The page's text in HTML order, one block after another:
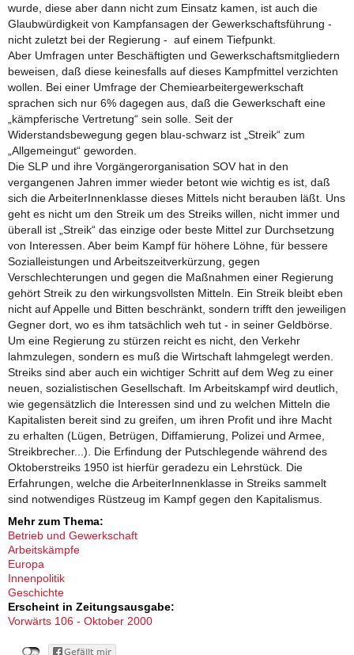
wurde, diese aber dann nicht zum Einsatz kamen, ist auch die
Glaubwürdigkeit von Kampfansagen der Gewerkschaftsführung -
nicht zuletzt bei der Regierung - auf einem Tiefpunkt.
Aber Umfragen unter Beschäftigten und Gewerkschaftsmitgliedern
beweisen, daß diese keinesfalls auf dieses Kampfmittel verzichten
wollen. Bei einer Umfrage der Chemiearbeitergewerkschaft
sprachen sich nur 6% dagegen aus, daß die Gewerkschaft eine
„kämpferische Vertretung“ sein solle. Seit der
Widerstandsbewegung gegen blau-schwarz ist „Streik“ zum
„Allgemeingut“ geworden.
Die SLP und ihre Vorgängerorganisation SOV hat in den
vergangenen Jahren immer wieder betont wie wichtig es ist, daß
sich die ArbeiterInnenklasse dieses Mittels nicht berauben läßt. Uns
geht es nicht um den Streik um des Streiks willen, nicht immer und
überall ist „Streik“ das einzige oder beste Mittel zur Durchsetzung
von Interessen. Aber beim Kampf für höhere Löhne, für bessere
Sozialleistungen und Arbeitszeitverkürzung, gegen
Verschlechterungen und gegen die Maßnahmen einer Regierung
gehört Streik zu den wirkungsvollsten Mitteln. Ein Streik bleibt eben
nicht auf Appelle und Bitten beschränkt, sondern trifft den jeweiligen
Gegner dort, wo es ihm tatsächlich weh tut - in seiner Geldbörse.
Um eine Regierung zu stürzen reicht es nicht, den Verkehr
lahmzulegen, sondern es muß die Wirtschaft lahmgelegt werden.
Streiks sind aber auch ein wichtiger Schritt auf dem Weg zu einer
neuen, sozialistischen Gesellschaft. Im Arbeitskampf wird deutlich,
wie gegensätzlich die Interessen sind und zu welchen Mitteln die
Kapitalisten bereit sind zu greifen, um ihren Profit und ihre Macht
zu erhalten (Lügen, Betrügen, Diffamierung, Polizei und Armee,
Streikbrecher...). Die Erfindung der Putschlegende während des
Oktoberstreiks 1950 ist hierfür geradezu ein Lehrstück. Die
Erfahrungen, welche die ArbeiterInnenklasse in Streiks sammelt
sind notwendiges Rüstzeug im Kampf gegen den Kapitalismus.
Mehr zum Thema:
Betrieb und Gewerkschaft
Arbeitskämpfe
Europa
Innenpolitik
Geschichte
Erscheint in Zeitungsausgabe:
Vorwärts 106 - Oktober 2000